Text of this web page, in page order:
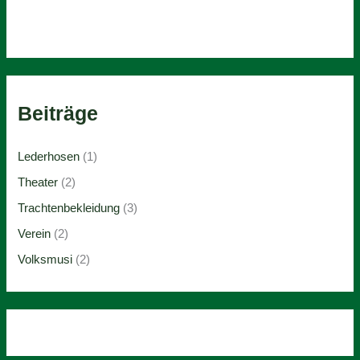
Beiträge
Lederhosen (1)
Theater (2)
Trachtenbekleidung (3)
Verein (2)
Volksmusi (2)